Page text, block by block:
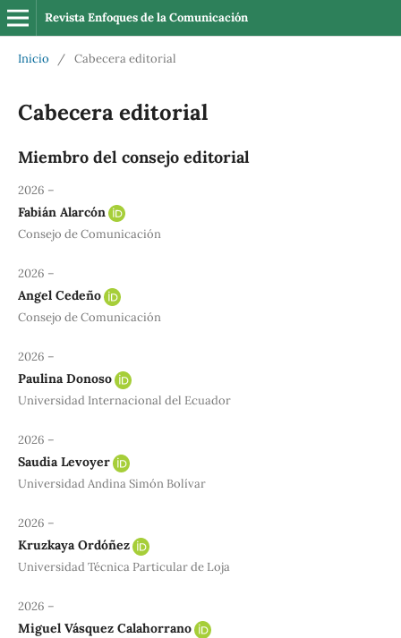
Revista Enfoques de la Comunicación
Inicio / Cabecera editorial
Cabecera editorial
Miembro del consejo editorial
2026 –
Fabián Alarcón
Consejo de Comunicación
2026 –
Angel Cedeño
Consejo de Comunicación
2026 –
Paulina Donoso
Universidad Internacional del Ecuador
2026 –
Saudia Levoyer
Universidad Andina Simón Bolívar
2026 –
Kruzkaya Ordóñez
Universidad Técnica Particular de Loja
2026 –
Miguel Vásquez Calahorrano